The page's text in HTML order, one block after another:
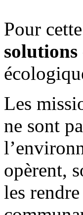
Pour
solutions
Les
ne sont
opèrent,
les